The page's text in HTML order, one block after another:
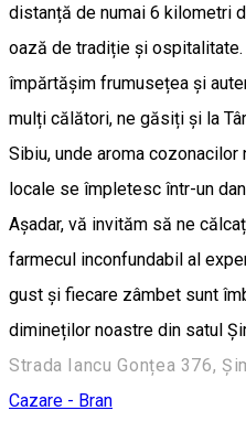
distanță de numai 6 kilometri
oază de tradiție și
împărtășim frumusețea și
mulți călători, ne găsiți și la
Sibiu, unde aroma
locale se împletesc într-un
Așadar, vă invităm să ne
farmecul inconfundabil al
gust și fiecare zâmbet sunt
dimineților noastre din satul
Strada Iancu Gonțea 376,
Cazare - Bran